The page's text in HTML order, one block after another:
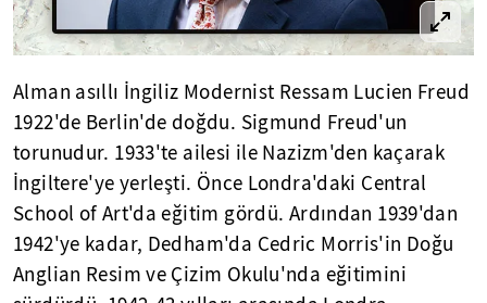
Alman asıllı İngiliz Modernist Ressam Lucien Freud
1922'de Berlin'de doğdu. Sigmund Freud'un
torunudur. 1933'te ailesi ile Nazizm'den kaçarak
İngiltere'ye yerleşti. Önce Londra'daki Central
School of Art'da eğitim gördü. Ardından 1939'dan
1942'ye kadar, Dedham'da Cedric Morris'in Doğu
Anglian Resim ve Çizim Okulu'nda eğitimini